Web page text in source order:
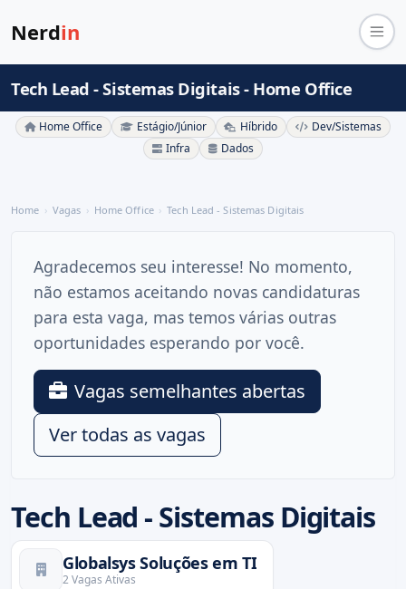
Nerdin
Tech Lead - Sistemas Digitais - Home Office
Home Office Estágio/Júnior Híbrido
Dev/Sistemas
Infra
Dados
Home Vagas Home Office Tech Lead - Sistemas Digitais
Tech Lead - Sistemas Digitais
Globalsys Soluções em TI
2 Vagas Ativas
Agradecemos seu interesse! No momento,
não estamos aceitando novas candidaturas
para esta vaga, mas temos várias outras
oportunidades esperando por você.
Vagas semelhantes abertas
Ver todas as vagas